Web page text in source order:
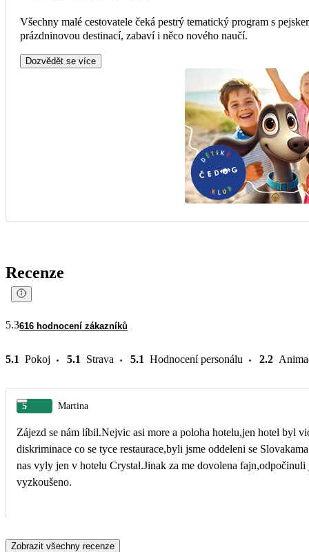
Všechny malé cestovatele čeká pestrý tematický program s
prázdninovou destinací, zabaví i něco nového naučí.
Dozvědět se více
Recenze
5.3616 hodnocení zákazníků
5.1 Pokoj 5.1 Strava 5.1 Hodnocení personálu 2.2
5 Martina
Zájezd se nám líbil.Nejvic asi more a poloha hotelu,jen hotel byl
diskriminace co se tyce restaurace,byli jsme oddeleni se
nas vyly jen v hotelu Crystal.Jinak za me dovolena fajn,odpočinuli
vyzkoušeno.
Zobrazit všechny recenze